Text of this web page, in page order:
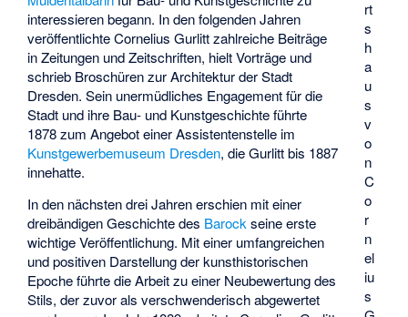
rt
s
h
a
u
s
v
o
n
C
o
r
n
el
iu
s
interessieren begann. In den folgenden Jahren
veröffentlichte Cornelius Gurlitt zahlreiche Beiträge
in Zeitungen und Zeitschriften, hielt Vorträge und
schrieb Broschüren zur Architektur der Stadt
Dresden. Sein unermüdliches Engagement für die
Stadt und ihre Bau- und Kunstgeschichte führte
1878 zum Angebot einer Assistentenstelle im
Kunstgewerbemuseum Dresden, die Gurlitt bis 1887
innehatte.
In den nächsten drei Jahren erschien mit einer
dreibändigen Geschichte des Barock seine erste
wichtige Veröffentlichung. Mit einer umfangreichen
und positiven Darstellung der kunsthistorischen
Epoche führte die Arbeit zu einer Neubewertung des
Stils, der zuvor als verschwenderisch abgewertet